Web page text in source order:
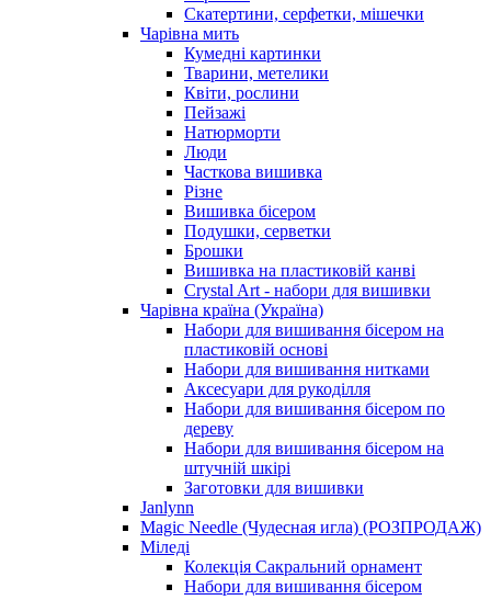
Скатертини, серфетки, мішечки
Чарiвна мить
Кумедні картинки
Тварини, метелики
Квіти, рослини
Пейзажі
Натюрморти
Люди
Часткова вишивка
Різне
Вишивка бісером
Подушки, серветки
Брошки
Вишивка на пластиковій канві
Crystal Art - набори для вишивки
Чарівна країна (Україна)
Набори для вишивання бісером на
пластиковій основі
Набори для вишивання нитками
Аксесуари для рукоділля
Набори для вишивання бісером по
дереву
Набори для вишивання бісером на
штучній шкірі
Заготовки для вишивки
Janlynn
Magic Needle (Чудесная игла) (РОЗПРОДАЖ)
Міледі
Колекція Сакральний орнамент
Набори для вишивання бісером